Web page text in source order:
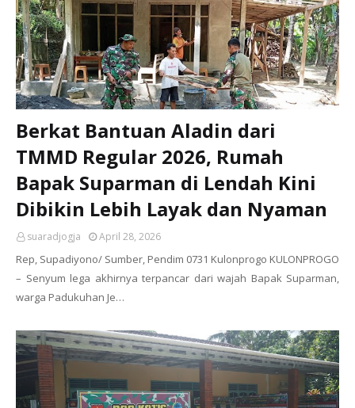
Berkat Bantuan Aladin dari
TMMD Regular 2026, Rumah
Bapak Suparman di Lendah Kini
Dibikin Lebih Layak dan Nyaman
suaradjogja April 28, 2026
Rep, Supadiyono/ Sumber, Pendim 0731 Kulonprogo KULONPROGO
– Senyum lega akhirnya terpancar dari wajah Bapak Suparman,
warga Padukuhan Je…